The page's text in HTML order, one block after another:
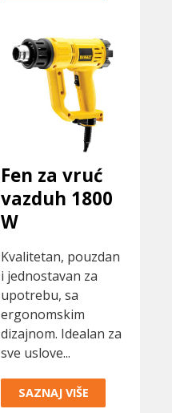
Fen za vruć
vazduh 1800
W
Kvalitetan, pouzdan
i jednostavan za
upotrebu, sa
ergonomskim
dizajnom. Idealan za
sve uslove...
SAZNAJ VIŠE